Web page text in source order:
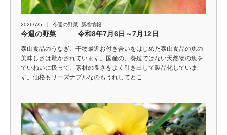
2026/7/5 今週の野菜 新着情報
今週の野菜 令和8年7月6日～7月12日
泰山食品のうなぎ、干物最近お付き合いをはじめた泰山食品の魚の
美味しさは驚かされています。国産の、養殖ではない天然物の魚を
ていねいに扱って、素材の良さをよく引き出して製品化していま
す。価格もリーズナブルなのもうれしてとこ…